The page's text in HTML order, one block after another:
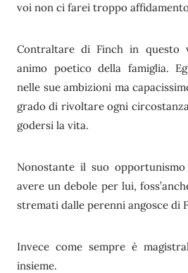
voi non ci farei troppo
Contraltare di Finch in questo
animo poetico della famiglia.
nelle sue ambizioni ma
grado di rivoltare ogni
godersi la vita.
Nonostante il suo
avere un debole per lui,
stremati dalle perenni angosce di
Invece come sempre è
insieme.